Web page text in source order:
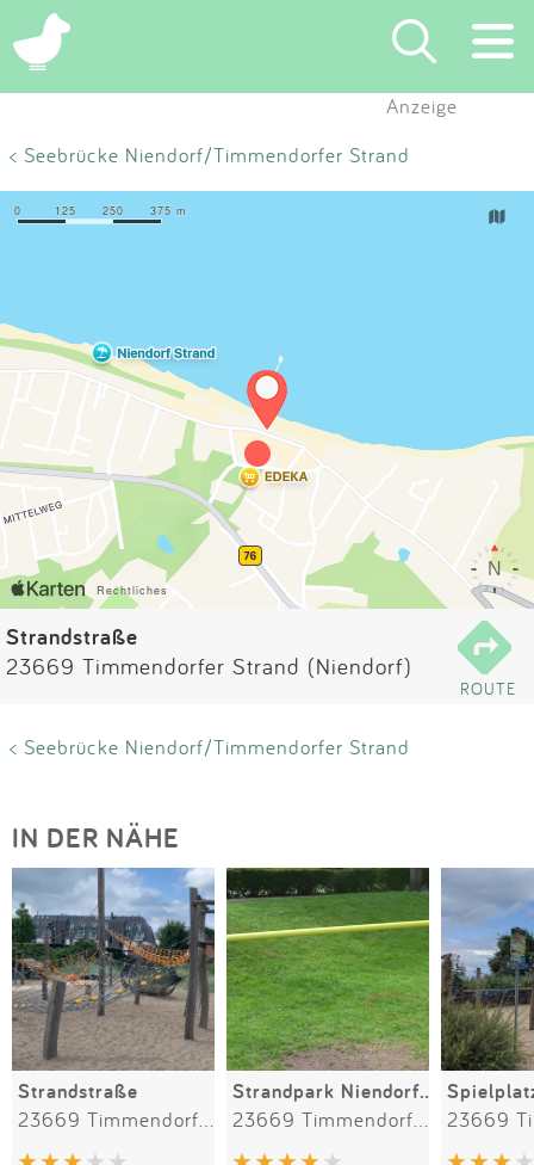
×
Suchen
Blog
Partner
Kontakt
Impressum
Anzeige
< Seebrücke Niendorf/Timmendorfer Strand
Strandstraße
23669 Timmendorfer Strand (Niendorf)
ROUTE
< Seebrücke Niendorf/Timmendorfer Strand
IN DER NÄHE
Strandstraße Strandpark Niendorf an der Ostsee